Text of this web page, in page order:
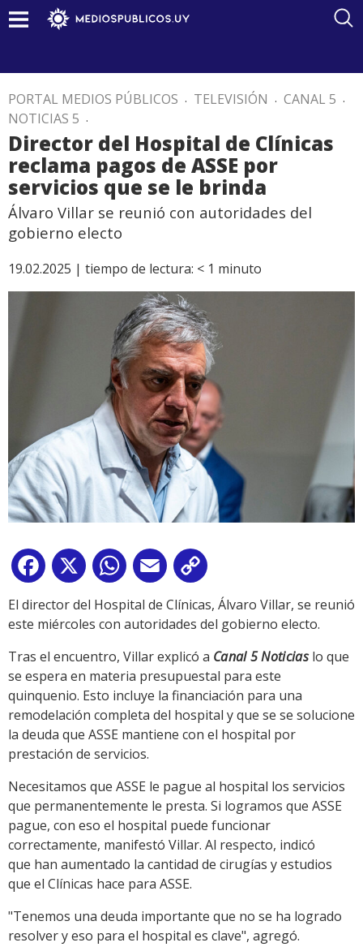
PORTAL MEDIOS PÚBLICOS . TELEVISIÓN . CANAL 5 .
NOTICIAS 5 .
Director del Hospital de Clínicas
reclama pagos de ASSE por
servicios que se le brinda
Álvaro Villar se reunió con autoridades del
gobierno electo
19.02.2025 | tiempo de lectura: < 1 minuto
Facebook
X WhatsApp
Email
Link
El director del Hospital de Clínicas, Álvaro Villar, se reunió
este miércoles con autoridades del gobierno electo.
Tras el encuentro, Villar explicó a Canal 5 Noticiaslo que
se espera en materia presupuestal para este
quinquenio. Esto incluye la financiación para una
remodelación completa del hospital y que se se solucione
la deuda que ASSE mantiene con el hospital por
prestación de servicios.
Necesitamos que ASSE le pague al hospital los servicios
que permanentemente le presta. Si logramos que ASSE
pague, con eso el hospital puede funcionar
correctamente, manifestó Villar. Al respecto, indicó
que han aumentado la cantidad de cirugías y estudios
que el Clínicas hace para ASSE.
"Tenemos una deuda importante que no se ha logrado
resolver y eso para el hospital es clave", agregó.